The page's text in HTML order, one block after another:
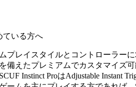
ている方へ
プレイスタイルとコントローラ
えたプレミアムでカスタマイズ
Instinct ProはAdjustable Instant